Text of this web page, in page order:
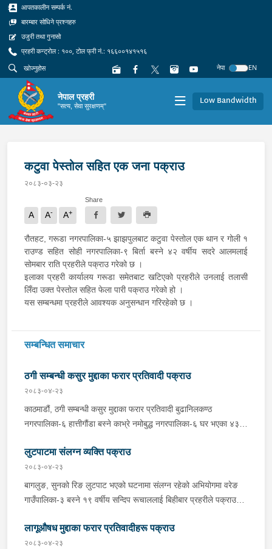
आपतकालीन सम्पर्क नं.
बारम्बार सोधिने प्रश्नहरु
उजुरी तथा गुनासो
प्रहरी कन्ट्रोल : १००, टोल फ्री नं.: १६६००१४१५१६
नेपा
EN
नेपाल प्रहरी
"सत्य, सेवा सुरक्षणम्" Low Bandwidth
कटुवा पेस्तोल सहित एक जना पक्राउ
२०८३-०३-२३
A A- A+
Share
रौतहट, गरूडा नगरपालिका-५ झाझपुलबाट कटुवा पेस्तोल एक थान र गोली १
राउण्ड सहित सोही नगरपालिका-९ बिर्ता बस्ने ४२ वर्षीय सदरे आलमलाई
सोमबार राति प्रहरीले पक्राउ गरेको छ ।
इलाका प्रहरी कार्यालय गरूडा समेतबाट खटिएको प्रहरीले उनलाई तलासी
लिँदा उक्त पेस्तोल सहित फेला पारी पक्राउ गरेको हो ।
यस सम्बन्धमा प्रहरीले आवश्यक अनुसन्धान गरिरहेको छ ।
सम्बन्धित समाचार
ठगी सम्बन्धी कसुर मुद्दाका फरार प्रतिवादी पक्राउ
२०८३-०४-२३
काठमाडौं, ठगी सम्बन्धी कसुर मुद्दाका फरार प्रतिवादी बुढानिलकण्ठ
नगरपालिका-६ हात्तीगौंडा बस्ने काभ्रे नमोबुद्ध नगरपालिका-६ घर भएका ४३
फरार रहेका उनलाई काठमाडौं उपत्यका अपराध अनुसन्धान कार्यालय टेकुबाट
खटिएको प्रहरीले काठमाडौं महानगरपालिका-४ धुम्बाराहीबाट पक्राउ गरेको हो
। उनलाई फैसला कार्यान्वयनको लागि जिल्ला अदालत काठमाडौंमा पेश गरिएको
छ ।
लुटपाटमा संलग्न व्यक्ति पक्राउ
२०८३-०४-२३
बागलुङ, सुनको रिङ लुटपाट भएको घटनामा संलग्न रहेको अभियोगमा वरेङ
गाउँपालिका-३ बस्ने १९ वर्षीय सन्दिप रूचाललाई बिहीबार प्रहरीले पक्राउ
धाक धम्की दिई सुनको रिङ लुटेको भन्ने खबर प्राप्त हुनासाथ इलाका प्रहरी
कार्यालय वरेङबाट खटिएको प्रहरीले उनलाई पक्राउ गरेको हो । उनी उपर
लागूऔषध मुद्दाका फरार प्रतिवादीहरू पक्राउ
२०८३-०४-२३